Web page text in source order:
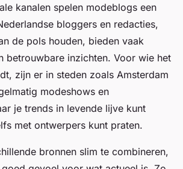
kanalen spelen modeblogs een
bloggers en redacties,
de pols houden, bieden vaak
betrouwbare inzichten. Voor wie het
zijn er in steden zoals Amsterdam
modeshows en
je trends in levende lijve kunt
met ontwerpers kunt praten.
bronnen slim te combineren,